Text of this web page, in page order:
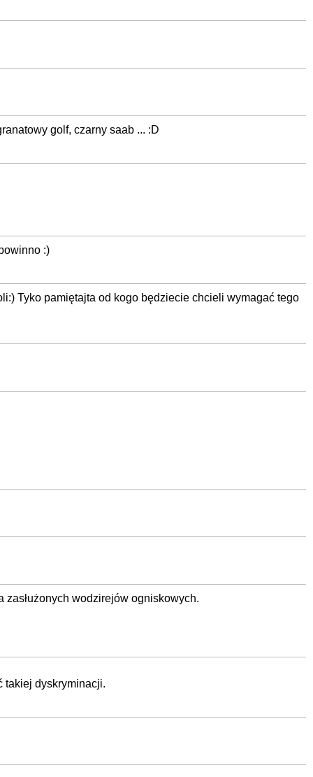
golf, czarny saab ... :D
:)
Tyko pamiętajta od kogo będziecie chcieli wymagać tego
wodzirejów ogniskowych.
takiej dyskryminacji.